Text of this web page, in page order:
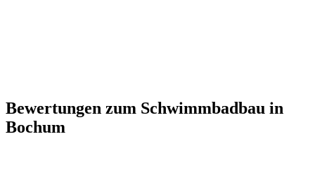
Bewertungen zum Schwimmbadbau in
Bochum